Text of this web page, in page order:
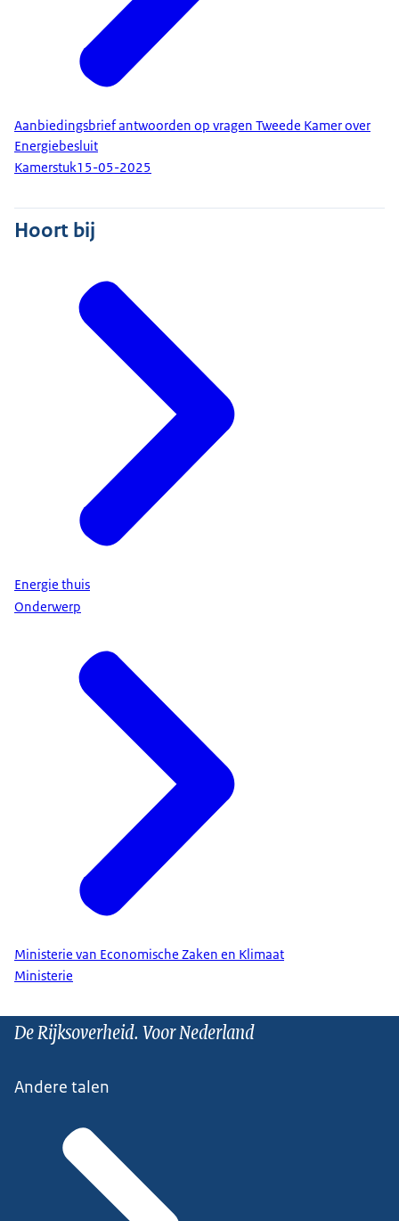
Aanbiedingsbrief antwoorden op vragen Tweede Kamer over
Energiebesluit
Kamerstuk15-05-2025
Hoort bij
Energie thuis
Onderwerp
Ministerie van Economische Zaken en Klimaat
Ministerie
De Rijksoverheid. Voor Nederland
Andere talen